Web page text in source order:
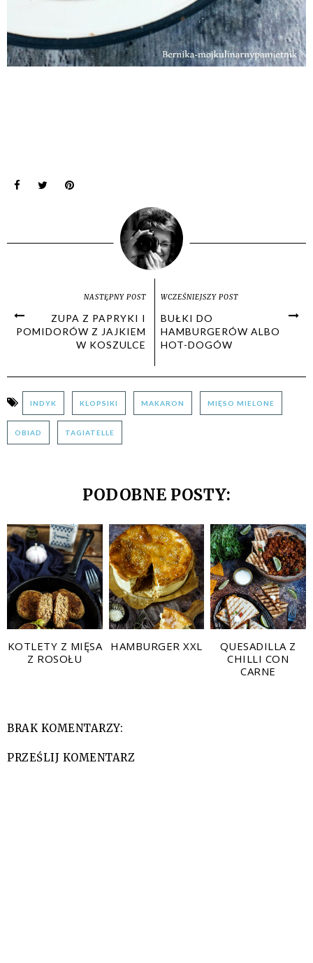
NASTĘPNY POST
ZUPA Z PAPRYKI I
POMIDORÓW Z JAJKIEM
W KOSZULCE
WCZEŚNIEJSZY POST
BUŁKI DO
HAMBURGERÓW ALBO
HOT-DOGÓW
INDYK KLOPSIKI MAKARON MIĘSO MIELONE
OBIAD TAGIATELLE
PODOBNE POSTY:
KOTLETY Z MIĘSA
Z ROSOŁU
HAMBURGER XXL
QUESADILLA Z
CHILLI CON
CARNE
BRAK KOMENTARZY:
PRZEŚLIJ KOMENTARZ